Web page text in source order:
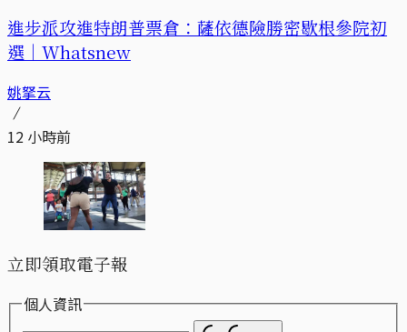
進步派攻進特朗普票倉：薩依德險勝密歇根參院初
選｜Whatsnew
姚拏云
12 小時前
立即領取電子報
個人資訊